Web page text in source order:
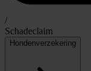
/
Schadeclaim
Hondenverzekering